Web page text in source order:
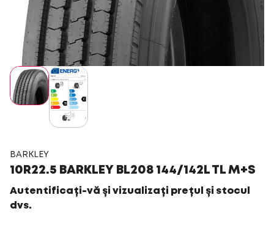
BARKLEY
10R22.5 BARKLEY BL208 144/142L TL M+S
Autentificați-vă și vizualizați prețul și stocul
dvs.